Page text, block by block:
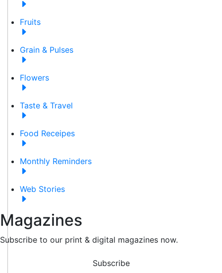
Fruits
Grain & Pulses
Flowers
Taste & Travel
Food Receipes
Monthly Reminders
Web Stories
Magazines
Subscribe to our print & digital magazines now.
Subscribe